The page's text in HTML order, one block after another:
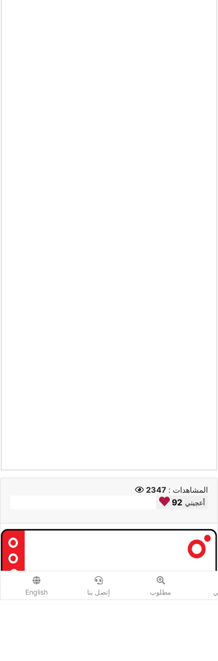
المشاهدات : 2347
92 أعجبني
مطلوب إتصل بنا English